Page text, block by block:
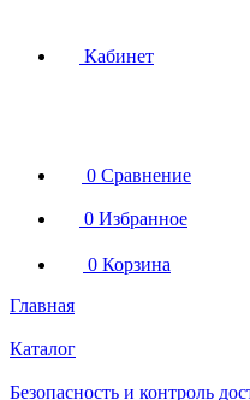
Кабинет
0 Сравнение
0 Избранное
0 Корзина
Главная
Каталог
Безопасность и контроль